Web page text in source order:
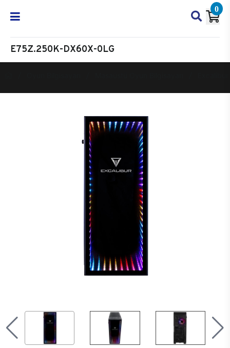
0
E75Z.250K-DX60X-0LG